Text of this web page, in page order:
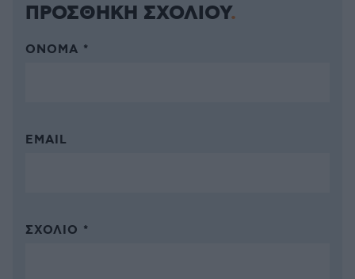
ΠΡΟΣΘΗΚΗ ΣΧΟΛΙΟΥ
ΌΝΟΜΑ *
EMAIL
ΣΧΌΛΙΟ *